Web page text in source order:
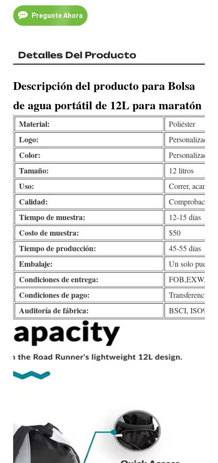
Pregunte Ahora
Detalles Del Producto
Descripción del producto para Bolsa
de agua portátil de 12L para maratón
Material: Poliéster
Logo: Personalizado
Color: Personalizado
Tamaño: 12 litros
Uso: Correr,
Calidad: Comprobación
Tiempo de muestra: 12-15 días
Costo de muestra: $50
Tiempo de producción: 45-55 días
Embalaje: Un solo puesto
Condiciones de entrega:
Condiciones de pago: Transferencia
Auditoría de fábrica: BSCI,